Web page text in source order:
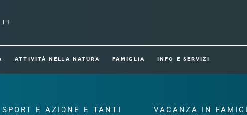
IT
ATTIVITÀ NELLA NATURA FAMIGLIA INFO E SERVIZI
SPORT E AZIONE E TANTI
VACANZA IN